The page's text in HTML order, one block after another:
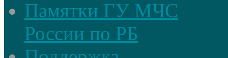
Памятки ГУ МЧС
России по РБ